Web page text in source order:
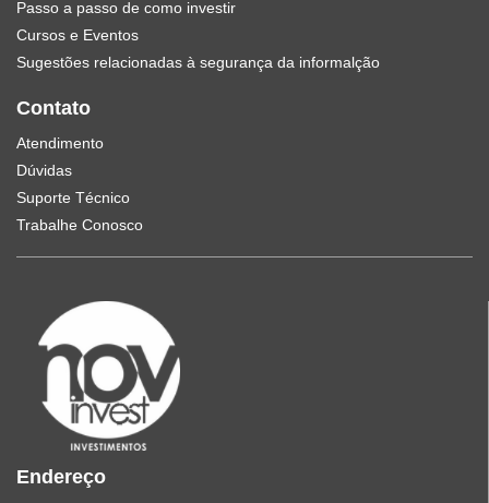
Passo a passo de como investir
Cursos e Eventos
Sugestões relacionadas à segurança da informalção
Contato
Atendimento
Dúvidas
Suporte Técnico
Trabalhe Conosco
Endereço